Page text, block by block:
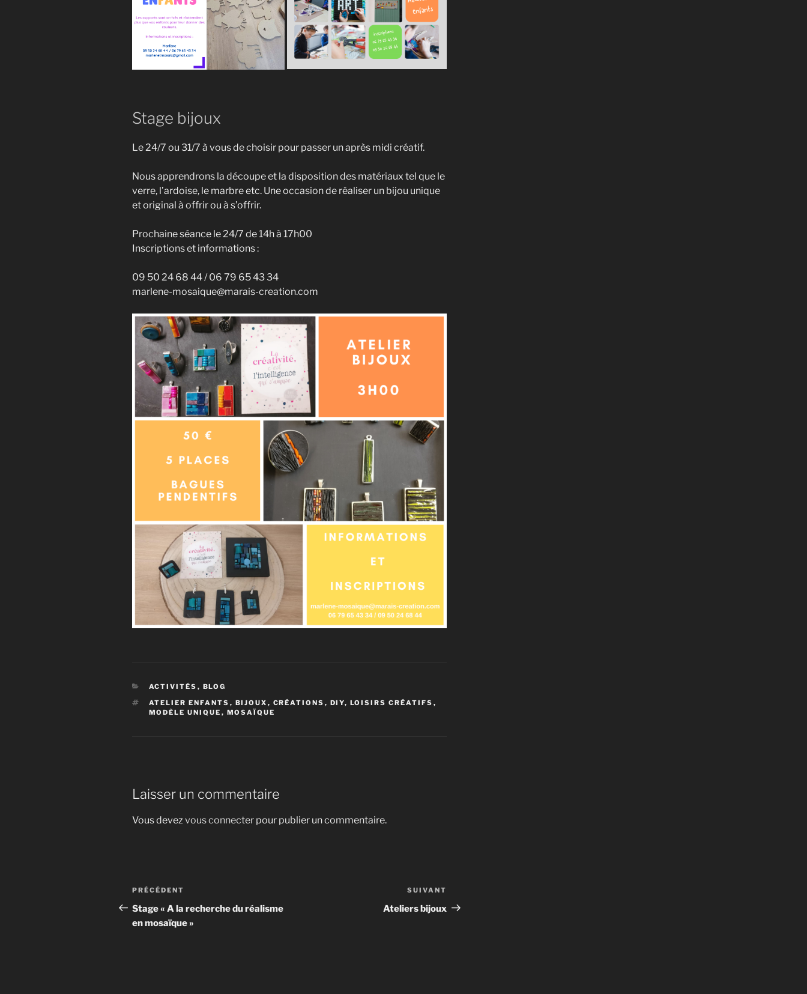
Stage bijoux
Le 24/7 ou 31/7 à vous de choisir pour passer un après midi créatif.
Nous apprendrons la découpe et la disposition des matériaux tel que le
verre, l’ardoise, le marbre etc. Une occasion de réaliser un bijou unique
et original à offrir ou à s’offrir.
Prochaine séance le 24/7 de 14h à 17h00
Inscriptions et informations :
09 50 24 68 44 / 06 79 65 43 34
marlene-mosaique@marais-creation.com
CATÉGORIES
ACTIVITÉS , BLOG
ÉTIQUETTES
ATELIER ENFANTS , BIJOUX , CRÉATIONS , DIY, LOISIRS CRÉATIFS ,
MODÈLE UNIQUE , MOSAÏQUE
Laisser un commentaire
Vous devezvous connecter pour publier un commentaire.
Navigation
de
l’article
Article
précédent
PRÉCÉDENT
Stage « A la recherche du réalisme
en mosaïque »
suivant
SUIVANT
Ateliers bijoux